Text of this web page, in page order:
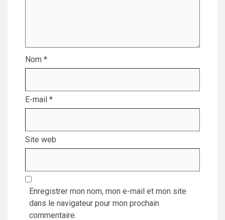
Nom *
E-mail *
Site web
Enregistrer mon nom, mon e-mail et mon site
dans le navigateur pour mon prochain
commentaire.